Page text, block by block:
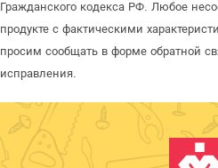
Гражданского кодекса РФ. Любое
продукте с фактическими
просим сообщать в форме обратной
исправления.